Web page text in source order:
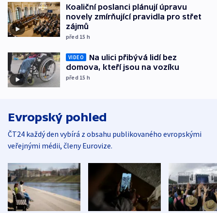
Koaliční poslanci plánují úpravu
novely zmírňující pravidla pro střet
zájmů
před 15 h
VIDEO
Na ulici přibývá lidí bez
domova, kteří jsou na vozíku
před 15 h
Evropský pohled
ČT24 každý den vybírá z obsahu publikovaného evropskými
veřejnými médii, členy Eurovize.